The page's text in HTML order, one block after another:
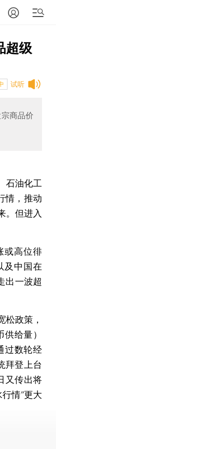
超级
试听
商品价
石油化工
情，推动
。但进入
或高位徘
及中国在
出一波超
政策，
给量）
过数轮经
拜登上台
又传出将
情”更大